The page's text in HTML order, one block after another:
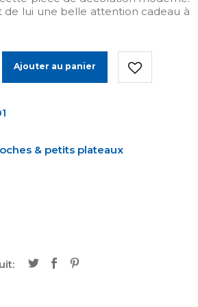
de lui une belle attention cadeau à
Ajouter au panier
& petits plateaux